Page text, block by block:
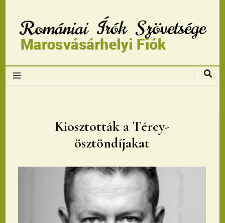
Romániai Írók
Marosvásárhelyi
Kiosztották a Térey-
ösztöndíjakat